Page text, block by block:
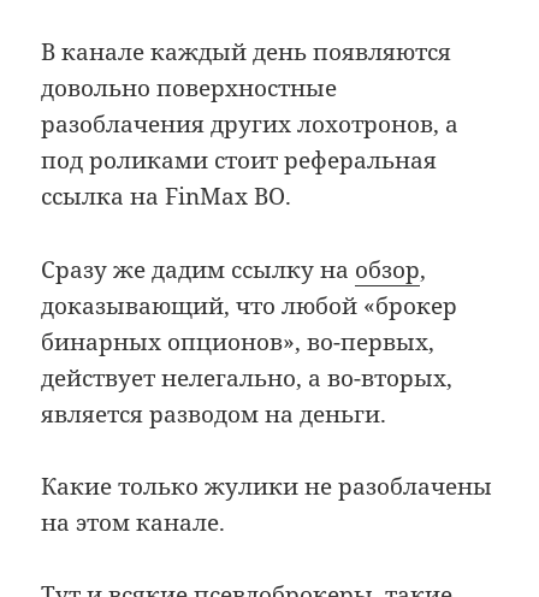
В канале каждый день появляются
довольно поверхностные
разоблачения других лохотронов, а
под роликами стоит реферальная
ссылка на FinMax BO.
Сразу же дадим ссылку на обзор,
доказывающий, что любой «брокер
бинарных опционов», во-первых,
действует нелегально, а во-вторых,
является разводом на деньги.
Какие только жулики не разоблачены
на этом канале.